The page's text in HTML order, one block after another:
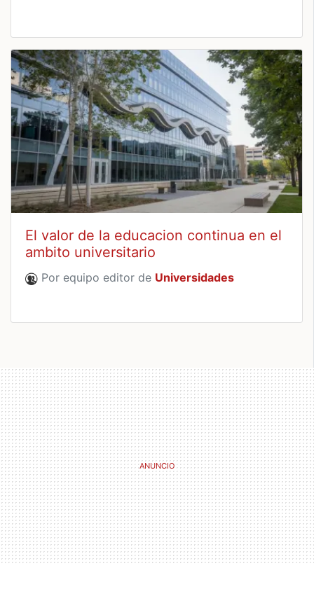
El valor de la educacion continua en el
ambito universitario
Por equipo editor de Universidades